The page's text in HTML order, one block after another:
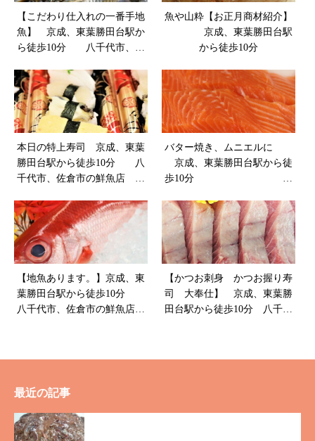
【こだわり仕入れの一番手地
魚】 京成、東葉勝田台駅か
ら徒歩10分 八千代市、佐
魚や山粋【お正月商材紹介】
京成、東葉勝田台駅
から徒歩10分
本日の特上寿司 京成、東葉
勝田台駅から徒歩10分 八
千代市、佐倉市の鮮魚店
バター焼き、ムニエルに
京成、東葉勝田台駅から徒
歩10分 八
魚や山粋
【地魚あります。】京成、東
葉勝田台駅から徒歩10分
八千代市、佐倉市の鮮魚店
【かつお刺身 かつお握り寿
司 大奉仕】 京成、東葉勝
田台駅から徒歩10分 八千代
最近の記事